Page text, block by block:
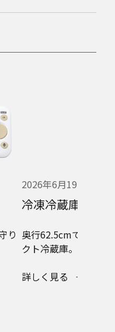
り
2026年6月19日 発売
冷凍冷蔵庫 NR-
奥行62.5cmですっき
クト冷蔵庫。
詳しく見る